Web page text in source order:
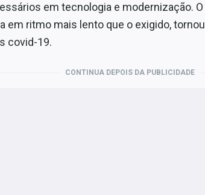
em tecnologia e modernização.
em ritmo mais lento que o exigido,
covid-19.
CONTINUA DEPOIS DA PUBLICIDADE